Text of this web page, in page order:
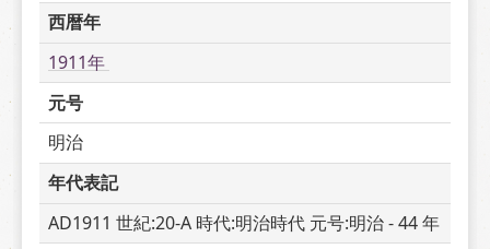
西暦年
1911年
元号
明治
年代表記
AD1911 世紀:20-A 時代:明治時代 元号:明治 - 44 年